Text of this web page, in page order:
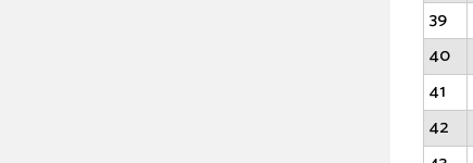
39
40
41
42